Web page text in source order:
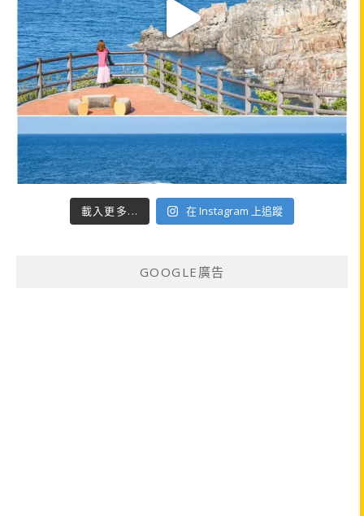
載入更多... 在 Instagram 上追蹤
GOOGLE廣告